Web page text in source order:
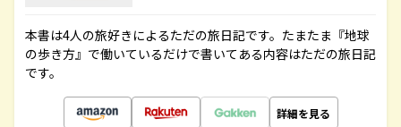
本書は4人の旅好きによるただの旅日記です。たまたま『地球
の歩き方』で働いているだけで書いてある内容はただの旅日記
です。
詳細を見る